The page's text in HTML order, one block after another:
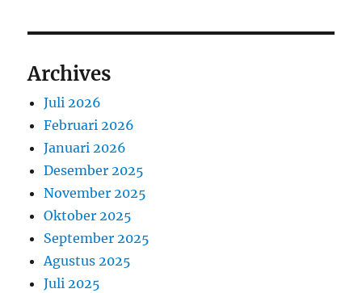
Archives
Juli 2026
Februari 2026
Januari 2026
Desember 2025
November 2025
Oktober 2025
September 2025
Agustus 2025
Juli 2025